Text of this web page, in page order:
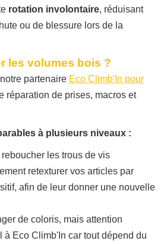
rotation involontaire, réduisant
ou de blessure lors de la
les volumes bois ?
partenaire Eco Climb'In pour
réparation de prises, macros et
à plusieurs niveaux :
les trous de vis
retexturer vos articles par
afin de leur donner une nouvelle
de coloris, mais attention
à Eco Climb'In car tout dépend du